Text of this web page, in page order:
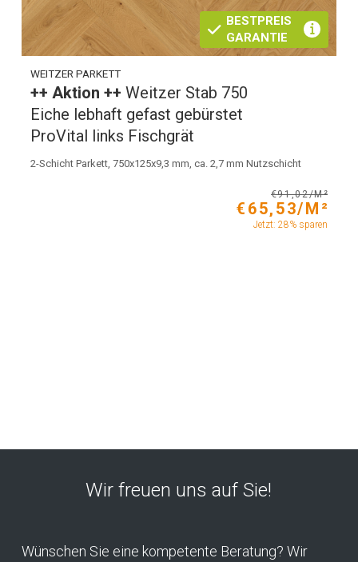
BESTPREIS
GARANTIE
WEITZER PARKETT
++ Aktion ++Weitzer Stab 750
Eiche lebhaft gefast gebürstet
ProVital links Fischgrät
2-Schicht Parkett, 750x125x9,3 mm, ca. 2,7 mm Nutzschicht
€91,02/M²
€65,53/M²
Jetzt: 28% sparen
Wir freuen uns auf Sie!
Wünschen Sie eine kompetente Beratung? Wir